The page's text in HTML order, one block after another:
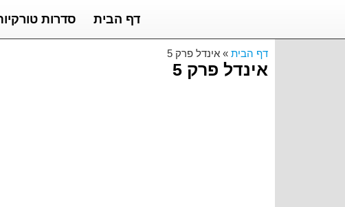
דף הבית סדרות
דף הבית » אינדל פרק 5
אינדל פרק 5